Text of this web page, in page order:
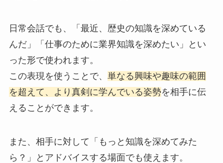
日常会話でも、「最近、歴史の知識を深めている
んだ」「仕事のために業界知識を深めたい」とい
った形で使われます。
この表現を使うことで、 単なる興味や趣味の範囲
を超えて、より真剣に学んでいる姿勢を相手に伝
えることができます。
また、相手に対して「もっと知識を深めてみた
ら？」とアドバイスする場面でも使えます。